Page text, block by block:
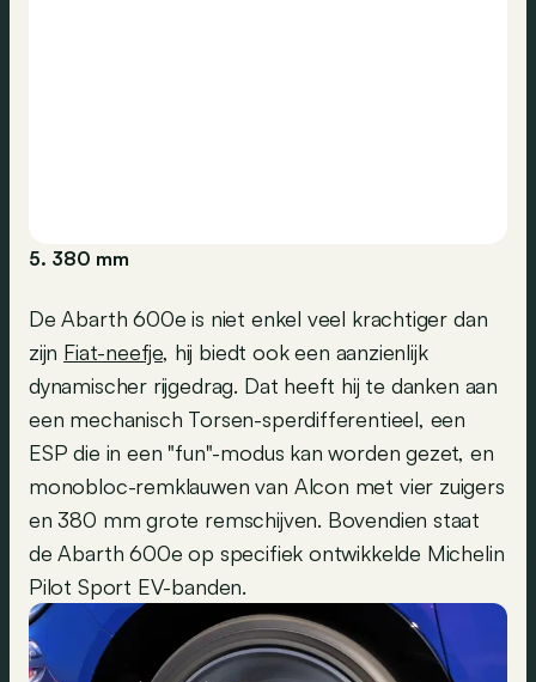
5. 380 mm
De Abarth 600e is niet enkel veel krachtiger dan
zijn Fiat-neefje, hij biedt ook een aanzienlijk
dynamischer rijgedrag. Dat heeft hij te danken aan
een mechanisch Torsen-sperdifferentieel, een
ESP die in een "fun"-modus kan worden gezet, en
monobloc-remklauwen van Alcon met vier zuigers
en 380 mm grote remschijven. Bovendien staat
de Abarth 600e op specifiek ontwikkelde Michelin
Pilot Sport EV-banden.